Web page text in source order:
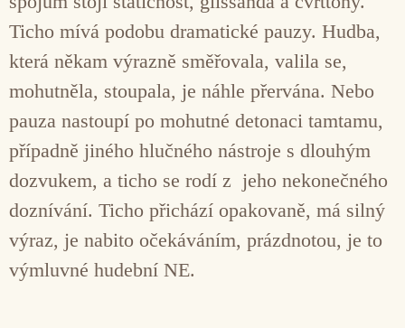
Ticho mívá podobu dramatické pauzy. Hudba,
která někam výrazně směřovala, valila se,
mohutněla, stoupala, je náhle přervána. Nebo
pauza nastoupí po mohutné detonaci tamtamu,
případně jiného hlučného nástroje s dlouhým
dozvukem, a ticho se rodí z jeho nekonečného
doznívání. Ticho přichází opakovaně, má silný
výraz, je nabito očekáváním, prázdnotou, je to
výmluvné hudební NE.